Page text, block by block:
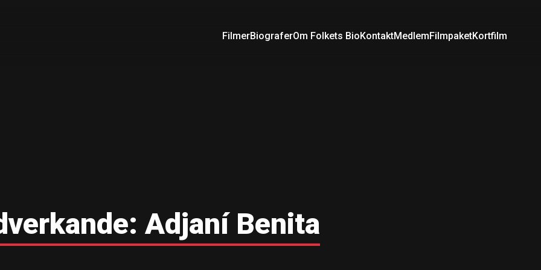
FilmerBiograferOm Folkets BioKontaktMedlemFilmpaketKortfilm
Adjaní Benita